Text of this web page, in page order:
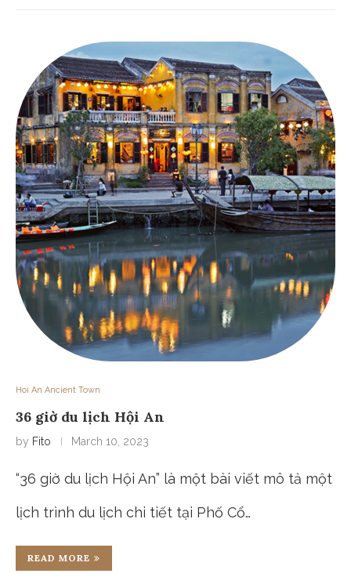
Hoi An Ancient Town
36 giờ du lịch Hội An
by Fito March 10, 2023
“36 giờ du lịch Hội An” là một bài viết mô tả một
lịch trình du lịch chi tiết tại Phố Cổ…
READ MORE